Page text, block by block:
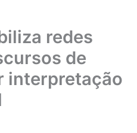
redes
de
interpretação